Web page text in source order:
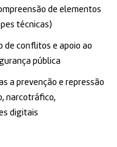
de elementos
técnicas)
de conflitos e apoio ao
pública
a prevenção e repressão
narcotráfico,
digitais